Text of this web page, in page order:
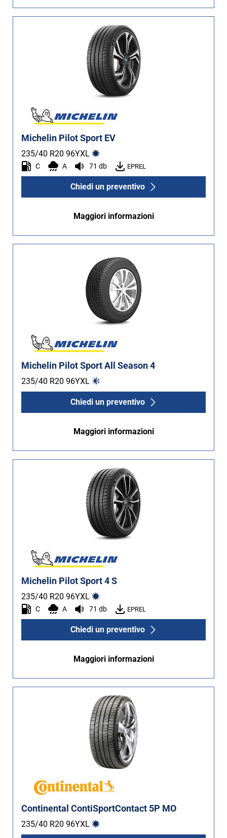
Michelin Pilot Sport EV
235/40 R20 96YXL
C A 71 db EPREL
Chiedi un preventivo
Maggiori informazioni
Michelin Pilot Sport All Season 4
235/40 R20 96YXL
Chiedi un preventivo
Maggiori informazioni
Michelin Pilot Sport 4 S
235/40 R20 96YXL
C A 71 db EPREL
Chiedi un preventivo
Maggiori informazioni
Continental ContiSportContact 5P MO
235/40 R20 96YXL